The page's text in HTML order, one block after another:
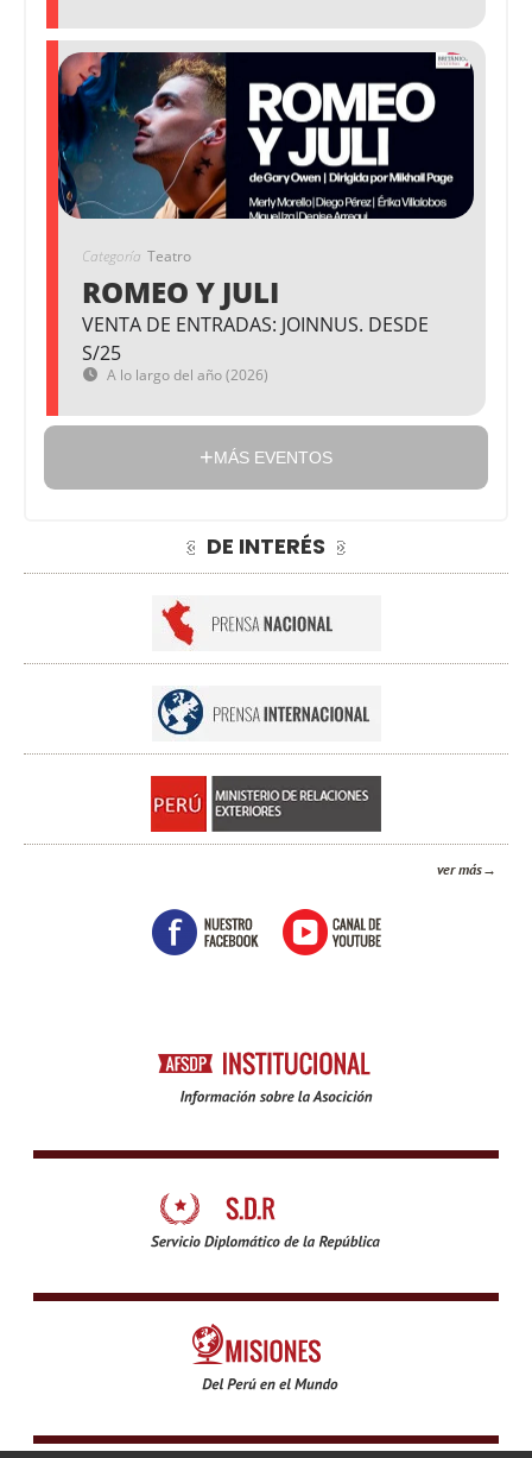
Categoría Teatro
ROMEO Y JULI
VENTA DE ENTRADAS: JOINNUS. DESDE
S/25
A lo largo del año (2026)
MÁS EVENTOS
DE INTERÉS
ver más